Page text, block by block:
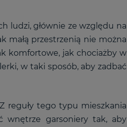
ludzi, głównie ze względu na
małą przestrzenią nie można
komfortowe, jak chociażby w
w taki sposób, aby zadbać
reguły tego typu mieszkania
wnętrze garsoniery tak, aby